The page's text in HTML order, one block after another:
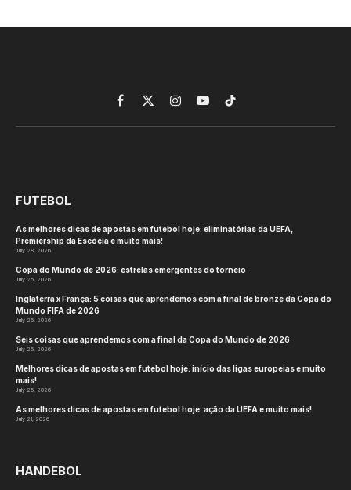
arquibancadas – VolleyVoice
Graças ao VolleyVoice, fãs com deficiência visual